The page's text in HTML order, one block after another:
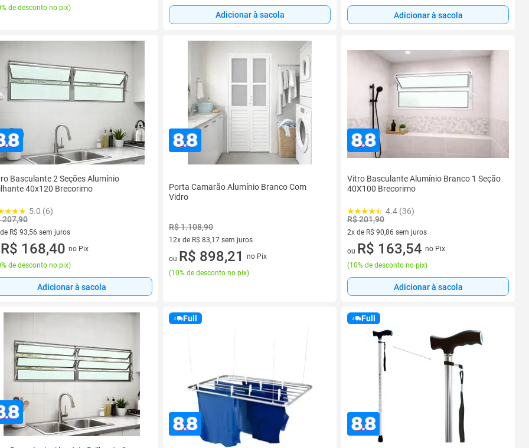
de desconto no pix)
Adicionar à sacola Adicionar à sacola
Basculante 2 Seções Alumínio
40x120 Brecorimo
5.0 (6)
207,90
R$ 93,56 sem juros
de R$ 93,56 sem juros
R$ 168,40 no Pix
de desconto no pix)
Adicionar à sacola
Porta Camarão Alumínio Branco Com
Vidro
R$ 1.108,90
12x de R$ 83,17 sem juros
12 vez de R$ 83,17 sem juros
ou R$ 898,21
no Pix
(10% de desconto no pix)
Vitro Basculante Alumínio Branco 1 Seção
40X100 Brecorimo
4.4 (36)
R$ 201,90
2x de R$ 90,86 sem juros
2 vez de R$ 90,86 sem juros
ou R$ 163,54 no Pix
(10% de desconto no pix)
Adicionar à sacola
Full Full